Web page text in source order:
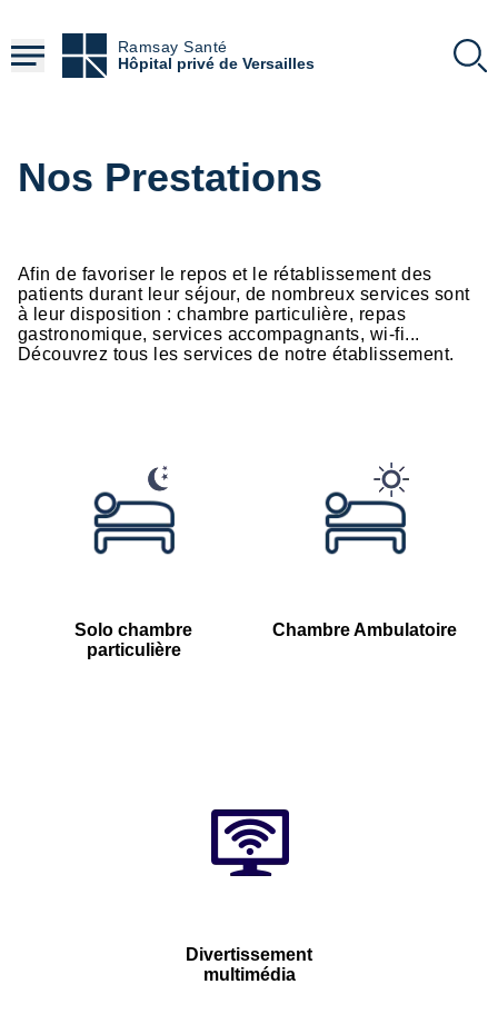
contenu
principal
Ramsay Santé
Hôpital privé de Versailles
Nos Prestations
Afin de favoriser le repos et le rétablissement des
patients durant leur séjour, de nombreux services sont
à leur disposition : chambre particulière, repas
gastronomique, services accompagnants, wi-fi...
Découvrez tous les services de notre établissement.
Solo chambre
particulière
Chambre Ambulatoire
Divertissement
multimédia